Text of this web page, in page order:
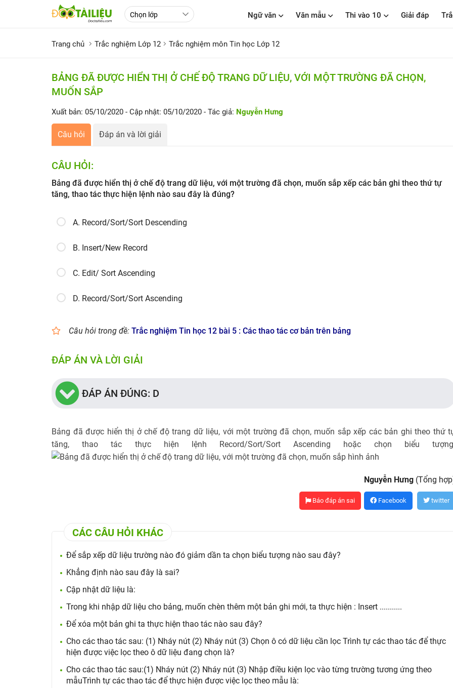
Ngữ văn Văn mẫu Thi vào 10 Giải đáp
Trang chủ Trắc nghiệm Lớp 12 Trắc nghiệm môn Tin học Lớp 12
BẢNG ĐÃ ĐƯỢC HIỂN THỊ Ở CHẾ ĐỘ TRANG DỮ LIỆU, VỚI MỘT TRƯỜNG ĐÃ CHỌN,
MUỐN SẮP
Xuất bản: 05/10/2020 - Cập nhật: 05/10/2020 - Tác giả: Nguyễn Hưng
Câu hỏi Đáp án và lời giải
CÂU HỎI:
Bảng đã được hiển thị ở chế độ trang dữ liệu, với một trường đã chọn, muốn sắp xếp các bản ghi theo thứ tự
tăng, thao tác thực hiện lệnh nào sau đây là đúng?
A. Record/Sort/Sort Descending
B. Insert/New Record
C. Edit/ Sort Ascending
D. Record/Sort/Sort Ascending
Câu hỏi trong đề: Trắc nghiệm Tin học 12 bài 5 : Các thao tác cơ bản trên bảng
ĐÁP ÁN VÀ LỜI GIẢI
ĐÁP ÁN ĐÚNG: D
Bảng đã được hiển thị ở chế độ trang dữ liệu, với một trường đã chọn, muốn sắp xếp các bản ghi theo thứ
tăng, thao tác thực hiện lệnh Record/Sort/Sort Ascending hoặc chọn biểu
Nguyễn Hưng (Tổng
Báo đáp án sai Facebook twitter
CÁC CÂU HỎI KHÁC
Để sắp xếp dữ liệu trường nào đó giảm dần ta chọn biểu tượng nào sau đây?
Khẳng định nào sau đây là sai?
Cập nhật dữ liệu là:
Trong khi nhập dữ liệu cho bảng, muốn chèn thêm một bản ghi mới, ta thực hiện : Insert ...........
Để xóa một bản ghi ta thực hiện thao tác nào sau đây?
Cho các thao tác sau: (1) Nháy nút (2) Nháy nút (3) Chọn ô có dữ liệu cần lọc Trình tự các thao tác để thực
hiện được việc lọc theo ô dữ liệu đang chọn là?
Cho các thao tác sau:(1) Nháy nút (2) Nháy nút (3) Nhập điều kiện lọc vào từng trường tương ứng theo
mẫuTrình tự các thao tác để thực hiện được việc lọc theo mẫu là: